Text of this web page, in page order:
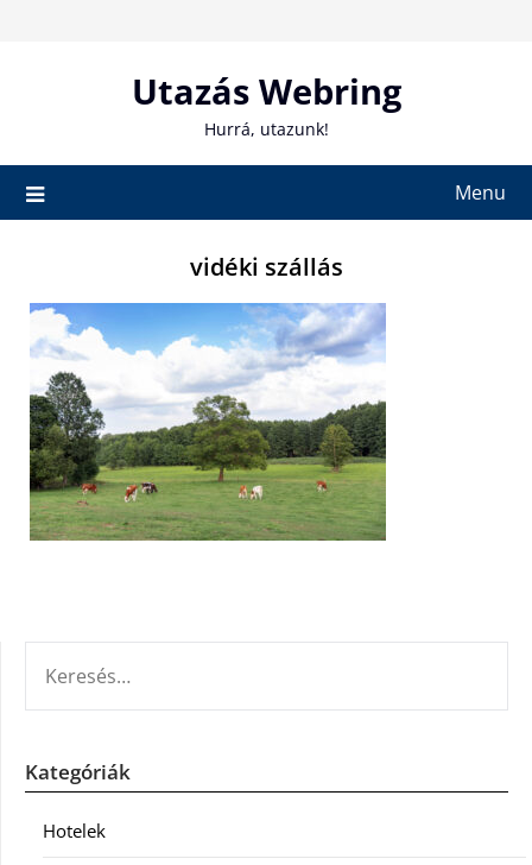
Utazás Webring
Hurrá, utazunk!
Menu
vidéki szállás
Kategóriák
Hotelek